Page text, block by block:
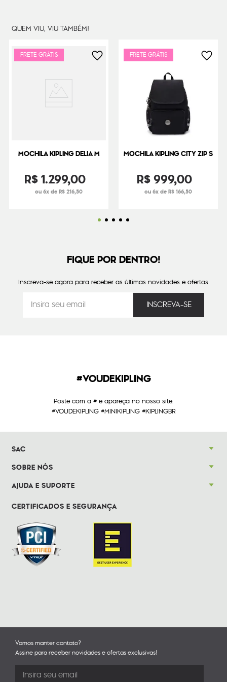
Peso
QUEM VIU, VIU TAMBÉM!
FRETE GRÁTIS
MOCHILA KIPLING DELIA M
R$1.299,00
ou 6x de R$ 216,50
FRETE GRÁTIS
MOCHILA KIPLING CITY ZIP S
R$999,00
ou 6x de R$ 166,50
FIQUE POR DENTRO!
Inscreva-se agora para receber as últimas novidades e ofertas.
#VOUDEKIPLING
Poste com a # e apareça no nosso site.
#VOUDEKIPLING #MINIKIPLING #KIPLINGBR
SAC
SOBRE NÓS
AJUDA E SUPORTE
CERTIFICADOS E SEGURANÇA
Vamos manter contato?
Assine para receber novidades e ofertas exclusivas!